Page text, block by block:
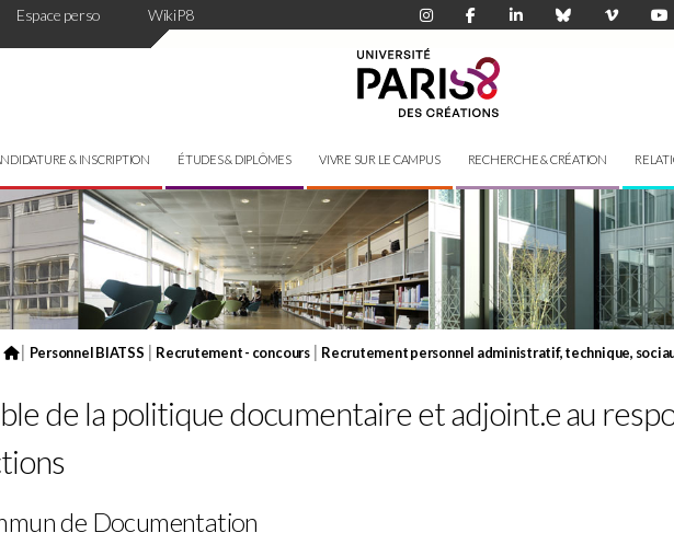
Espace perso WikiP8
& INSCRIPTION ÉTUDES & DIPLÔMES VIVRE SUR LE CAMPUS RECHERCHE & CRÉATION
| Personnel BIATSS | Recrutement - concours | Recrutement personnel administratif, technique,
de la politique documentaire et adjoint.e au
de Documentation